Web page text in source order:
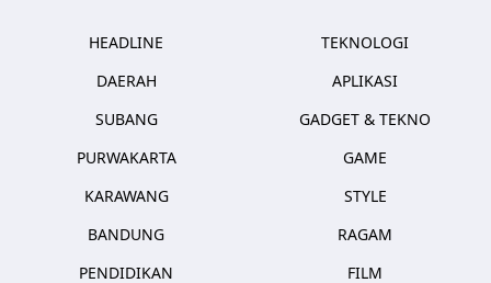
HEADLINE
DAERAH
SUBANG
PURWAKARTA
KARAWANG
BANDUNG
PENDIDIKAN
TEKNOLOGI
APLIKASI
GADGET & TEKNO
GAME
STYLE
RAGAM
FILM